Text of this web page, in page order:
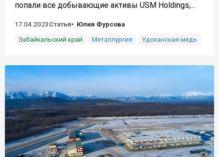
попали все добывающие активы USM Holdings,...
17.04.2023Статья
Юлия Фурсова
Забайкальский край
Металлургия Удоканская медь